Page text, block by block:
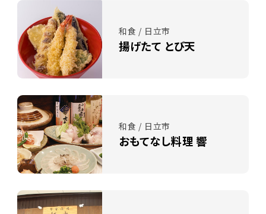
和食 / 日立市
揚げたて とび天
和食 / 日立市
おもてなし料理 響